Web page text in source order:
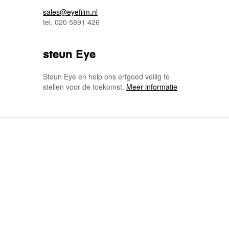
sales@eyefilm.nl
tel. 020 5891 426
steun Eye
Steun Eye en help ons erfgoed veilig te
stellen voor de toekomst. Meer informatie